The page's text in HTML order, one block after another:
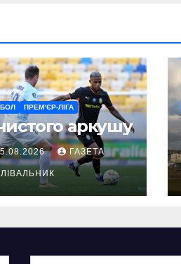
ПРЕМ’ЄР-ЛІГА
аркушу
ГАЗЕТА